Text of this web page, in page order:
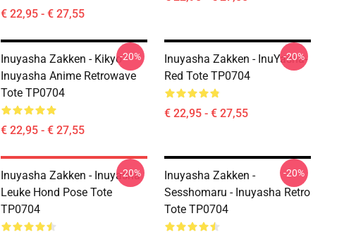
€ 22,95 - € 27,55
Inuyasha Zakken - Kikyo
Inuyasha Anime Retrowave
Tote TP0704
€ 22,95 - € 27,55
-20%
Inuyasha Zakken - InuYasha-
Red Tote TP0704
€ 22,95 - € 27,55
-20%
Inuyasha Zakken - Inuyasha
Leuke Hond Pose Tote
TP0704
-20%
Inuyasha Zakken -
Sesshomaru - Inuyasha Retro
Tote TP0704
-20%